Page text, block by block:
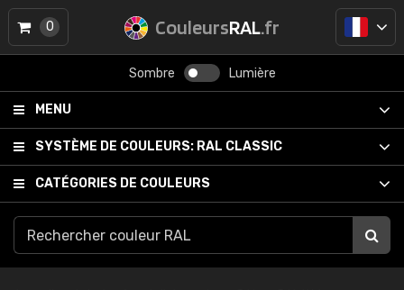
CouleursRAL.fr
Sombre Lumière
MENU
SYSTÈME DE COULEURS: RAL CLASSIC
CATÉGORIES DE COULEURS
0